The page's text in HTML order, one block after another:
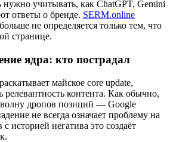
нужно учитывать, как ChatGPT, Gemini
ответы о бренде. SERM.online
не определяется только тем, что
странице.
ядра: кто пострадал
майское core update,
релевантность контента. Как обычно,
дропов позиций — Google
не всегда означает проблему на
историей негатива это создаёт